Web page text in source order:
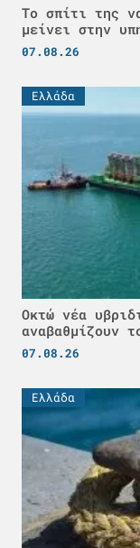
Το σπίτι της
μείνει στην
07.08.26
Ελλάδα
Οκτώ νέα
αναβαθμίζουν
07.08.26
Ελλάδα